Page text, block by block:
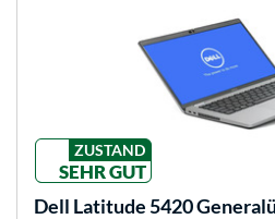
ZUSTAND
SEHR GUT
Dell Latitude 5420